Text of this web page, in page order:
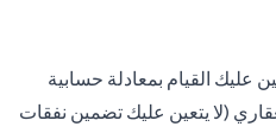
القيام بمعادلة حسابية
(لا يتعين عليك تضمين نفقات